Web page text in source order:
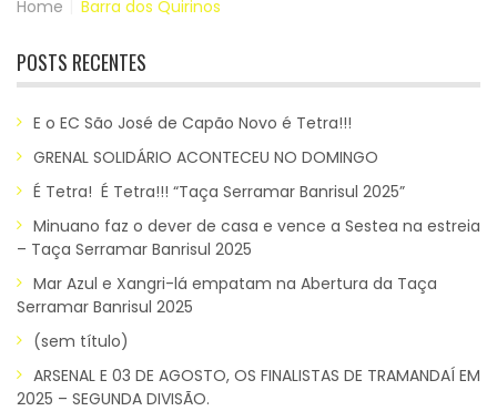
Home Barra dos Quirinos
POSTS RECENTES
E o EC São José de Capão Novo é Tetra!!!
GRENAL SOLIDÁRIO ACONTECEU NO DOMINGO
É Tetra! É Tetra!!! “Taça Serramar Banrisul 2025”
Minuano faz o dever de casa e vence a Sestea na estreia
– Taça Serramar Banrisul 2025
Mar Azul e Xangri-lá empatam na Abertura da Taça
Serramar Banrisul 2025
(sem título)
ARSENAL E 03 DE AGOSTO, OS FINALISTAS DE TRAMANDAÍ EM
2025 – SEGUNDA DIVISÃO.